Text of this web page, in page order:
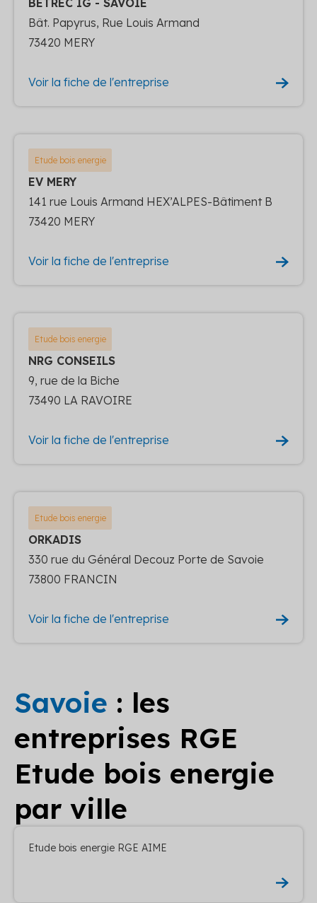
Bât. Papyrus, Rue Louis Armand
73420 MERY
Voir la fiche de l'entreprise
Etude bois energie
EV MERY
141 rue Louis Armand HEX’ALPES-Bâtiment B
73420 MERY
Voir la fiche de l'entreprise
Etude bois energie
NRG CONSEILS
9, rue de la Biche
73490 LA RAVOIRE
Voir la fiche de l'entreprise
Etude bois energie
ORKADIS
330 rue du Général Decouz Porte de Savoie
73800 FRANCIN
Voir la fiche de l'entreprise
Savoie : les
entreprises RGE
Etude bois energie
par ville
Etude bois energie RGE AIME